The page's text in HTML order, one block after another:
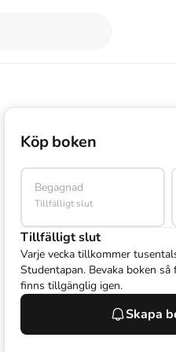
Köp boken
Begagnad
Tillfälligt slut
Tillfälligt slut
Varje vecka tillkommer
Studentapan. Bevaka boken
finns tillgänglig igen.
Skapa